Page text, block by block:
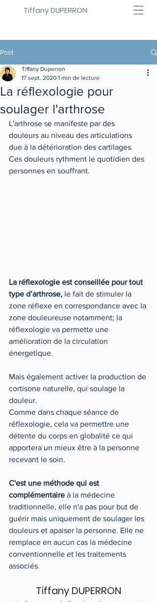
Tiffany DUPERRON
Post
La réflexologie pour
soulager l'arthrose
Tiffany Duperron
17 sept. 2020 1 min de lecture
L'arthrose se manifeste par des
douleurs au niveau des articulations
due à la détérioration des cartilages.
Ces douleurs rythment le quotidien des
personnes en souffrant.
La réflexologie est conseillée pour tout
type d’arthrose, le fait de stimuler la
zone réflexe en correspondance avec la
zone douleureuse notamment; la
réflexologie va permette une
amélioration de la circulation
énergetique.
Mais également activer la production de
cortisone naturelle, qui soulage la
douleur.
Comme dans chaque séance de
réflexologie, cela va permettre une
détente du corps en globalité ce qui
apportera un mieux être à la personne
recevant le soin.
C'est une méthode qui est
complémentaire à la médecine
traditionnelle, elle n'a pas pour but de
guérir mais uniquement de soulager les
douleurs et apaiser la personne. Elle ne
remplace en aucun cas la médecine
conventionnelle et les traitements
associés.
Tiffany DUPERRON